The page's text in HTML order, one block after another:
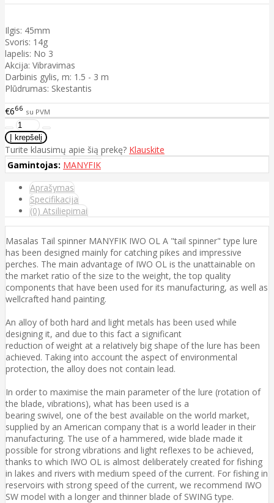
Ilgis: 45mm
Svoris: 14g
lapelis: No 3
Akcija: Vibravimas
Darbinis gylis, m: 1.5 - 3 m
Plūdrumas: Skestantis
€666 su PVM
Turite klausimų apie šią prekę? Klauskite
Gamintojas: MANYFIK
Aprašymas
Specifikacija
(0) Atsiliepimai
Masalas Tail spinner MANYFIK IWO OL A "tail spinner" type lure
has been designed mainly for catching pikes and impressive
perches. The main advantage of IWO OL is the unattainable on
the market ratio of the size to the weight, the top quality
components that have been used for its manufacturing, as well as
wellcrafted hand painting.
An alloy of both hard and light metals has been used while
designing it, and due to this fact a significant
reduction of weight at a relatively big shape of the lure has been
achieved. Taking into account the aspect of environmental
protection, the alloy does not contain lead.
In order to maximise the main parameter of the lure (rotation of
the blade, vibrations), what has been used is a
bearing swivel, one of the best available on the world market,
supplied by an American company that is a world leader in their
manufacturing. The use of a hammered, wide blade made it
possible for strong vibrations and light reflexes to be achieved,
thanks to which IWO OL is almost deliberately created for fishing
in lakes and rivers with medium speed of the current. For fishing in
reservoirs with strong speed of the current, we recommend IWO
SW model with a longer and thinner blade of SWING type.